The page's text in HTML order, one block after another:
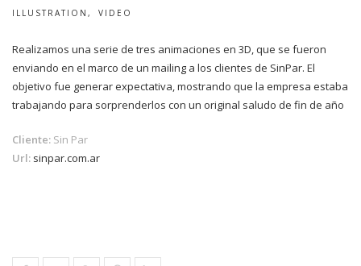
ILLUSTRATION
VIDEO
Realizamos una serie de tres animaciones en 3D, que se fueron
enviando en el marco de un mailing a los clientes de SinPar. El
objetivo fue generar expectativa, mostrando que la empresa estaba
trabajando para sorprenderlos con un original saludo de fin de año
Cliente: Sin Par
Url: sinpar.com.ar